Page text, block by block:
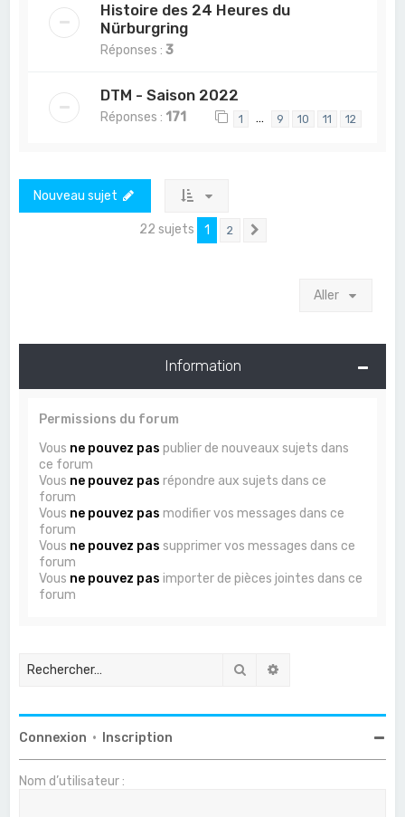
Histoire des 24 Heures du
Nürburgring
Réponses :3
DTM - Saison 2022
Réponses : 171 1 … 9 10 11 12
Nouveau sujet
22 sujets 1 2
Aller
Information
Permissions du forum
Vous ne pouvez pas publier de nouveaux sujets dans
ce forum
Vous ne pouvez pas répondre aux sujets dans ce
forum
Vous ne pouvez pas modifier vos messages dans ce
forum
Vous ne pouvez pas supprimer vos messages dans ce
forum
Vous ne pouvez pas importer de pièces jointes dans ce
forum
Rechercher
Connexion • Inscription
Nom d’utilisateur :